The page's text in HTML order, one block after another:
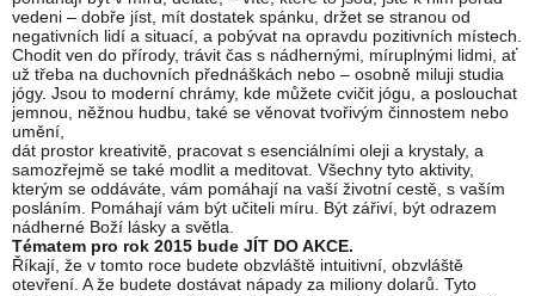
vedeni – dobře jíst, mít dostatek spánku, držet se stranou od
negativních lidí a situací, a pobývat na opravdu pozitivních místech.
Chodit ven do přírody, trávit čas s nádhernými, míruplnými lidmi, ať
už třeba na duchovních přednáškách nebo – osobně miluji studia
jógy. Jsou to moderní chrámy, kde můžete cvičit jógu, a poslouchat
jemnou, něžnou hudbu, také se věnovat tvořivým činnostem nebo
umění,
dát prostor kreativitě, pracovat s esenciálními oleji a krystaly, a
samozřejmě se také modlit a meditovat. Všechny tyto aktivity,
kterým se oddáváte, vám pomáhají na vaší životní cestě, s vaším
posláním. Pomáhají vám být učiteli míru. Být zářiví, být odrazem
nádherné Boží lásky a světla.
Tématem pro rok 2015 bude JÍT DO AKCE.
Říkají, že v tomto roce budete obzvláště intuitivní, obzvláště
otevření. A že budete dostávat nápady za miliony dolarů. Tyto